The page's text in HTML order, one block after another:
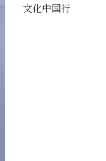
文化中国行